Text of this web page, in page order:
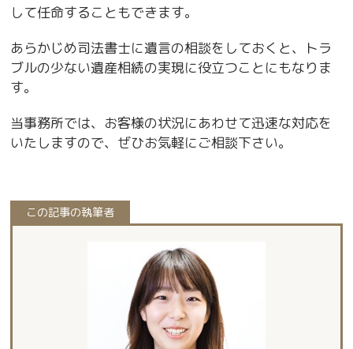
して任命することもできます。
あらかじめ司法書士に遺言の相談をしておくと、トラ
ブルの少ない遺産相続の実現に役立つことにもなりま
す。
当事務所では、お客様の状況にあわせて迅速な対応を
いたしますので、ぜひお気軽にご相談下さい。
この記事の執筆者